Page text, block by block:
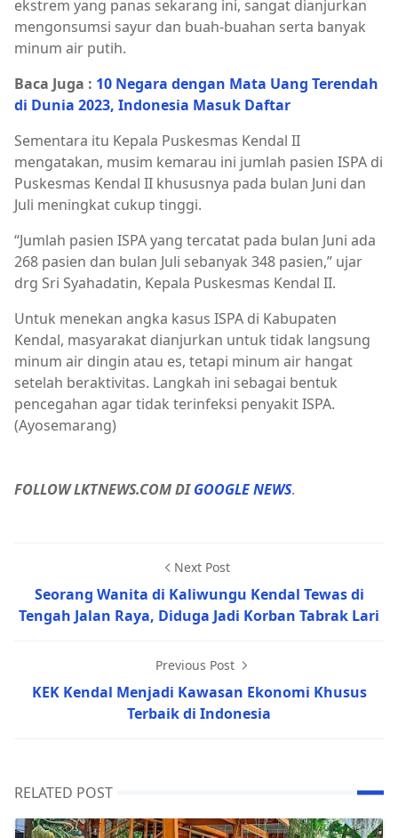
ekstrem yang panas sekarang ini, sangat dianjurkan
mengonsumsi sayur dan buah-buahan serta banyak
minum air putih.
Baca Juga : 10 Negara dengan Mata Uang Terendah
di Dunia 2023, Indonesia Masuk Daftar
Sementara itu Kepala Puskesmas Kendal II
mengatakan, musim kemarau ini jumlah pasien ISPA di
Puskesmas Kendal II khususnya pada bulan Juni dan
Juli meningkat cukup tinggi.
“Jumlah pasien ISPA yang tercatat pada bulan Juni ada
268 pasien dan bulan Juli sebanyak 348 pasien,” ujar
drg Sri Syahadatin, Kepala Puskesmas Kendal II.
Untuk menekan angka kasus ISPA di Kabupaten
Kendal, masyarakat dianjurkan untuk tidak langsung
minum air dingin atau es, tetapi minum air hangat
setelah beraktivitas. Langkah ini sebagai bentuk
pencegahan agar tidak terinfeksi penyakit ISPA.
(Ayosemarang)
FOLLOW LKTNEWS.COM DIGOOGLE NEWS.
Next Post
Seorang Wanita di Kaliwungu Kendal Tewas di
Tengah Jalan Raya, Diduga Jadi Korban Tabrak Lari
Previous Post
KEK Kendal Menjadi Kawasan Ekonomi Khusus
Terbaik di Indonesia
RELATED POST